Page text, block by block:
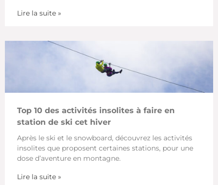
Lire la suite »
Top 10 des activités insolites à faire en
station de ski cet hiver
Après le ski et le snowboard, découvrez les activités
insolites que proposent certaines stations, pour une
dose d’aventure en montagne.
Lire la suite »